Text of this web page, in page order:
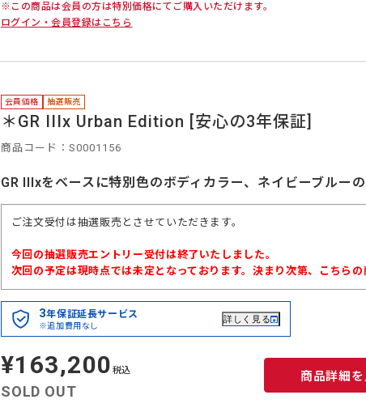
※この商品は会員の方は特別価格にてご購入いただけます。
ログイン・会員登録はこちら
会員価格 抽選販売
＊GR IIIx Urban Edition [安心の3年保証]
商品コード：S0001156
GR IIIxをベースに特別色のボディカラー、ネイビーブルー
ご注文受付は抽選販売とさせていただきます。
今回の抽選販売エントリー受付は終了いたしました。
次回の予定は現時点では未定となっております。決まり次第、こちら
3年保証延長サービス
※追加費用なし
詳しく見る
定
価
¥163,200 税込
SOLD OUT
商品詳細を